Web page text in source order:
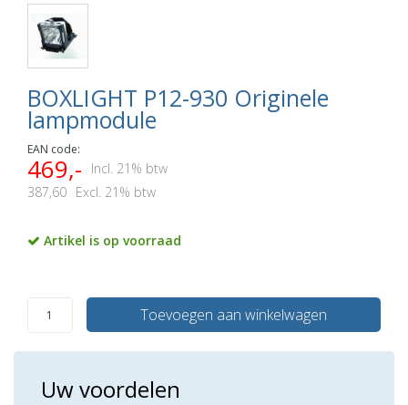
BOXLIGHT P12-930 Originele
lampmodule
EAN code:
469,-
Incl. 21% btw
387,60 Excl. 21% btw
Artikel is op voorraad
Toevoegen aan winkelwagen
Uw voordelen